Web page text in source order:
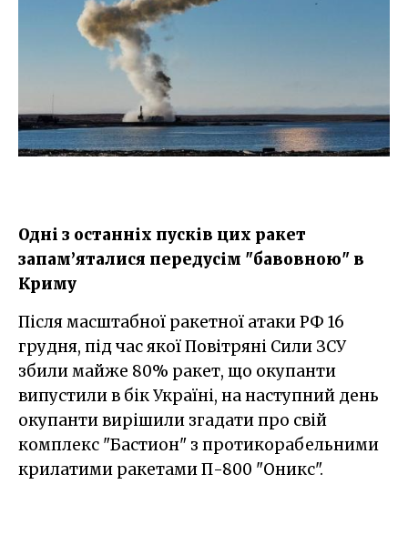
Одні з останніх пусків цих ракет
запам’яталися передусім "бавовною" в
Криму
Після масштабної ракетної атаки РФ 16
грудня, під час якої Повітряні Сили ЗСУ
збили майже 80% ракет, що окупанти
випустили в бік Україні, на наступний день
окупанти вирішили згадати про свій
комплекс "Бастион" з протикорабельними
крилатими ракетами П-800 "Оникс".